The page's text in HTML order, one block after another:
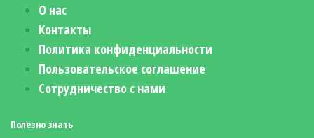
О нас
Контакты
Политика конфиденциальности
Пользовательское соглашение
Сотрудничество с нами
Полезно знать